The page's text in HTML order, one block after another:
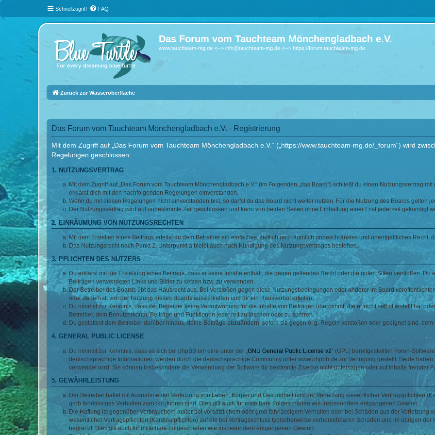
Schnellzugriff FAQ
Das Forum vom Tauchteam Mönchengladbach e.V.
www.tauchteam-mg.de <--> info@tauchteam-mg.de <--> https://forum.tauchteam-mg.de
Zurück zur Wasseroberfläche
Das Forum vom Tauchteam Mönchengladbach e.V. - Registrierung
Mit dem Zugriff auf „Das Forum vom Tauchteam Mönchengladbach e.V.“ („https://www.tauchteam-mg.de/_forum“) wird
Regelungen geschlossen:
1. NUTZUNGSVERTRAG
Mit dem Zugriff auf „Das Forum vom Tauchteam Mönchengladbach e.V.“ (im Folgenden „das Board“) schließt du einen Nutzungsvertrag
erklärst dich mit den nachfolgenden Regelungen einverstanden.
Wenn du mit diesen Regelungen nicht einverstanden bist, so darfst du das Board nicht weiter nutzen. Für die Nutzung des Boards gelten
Der Nutzungsvertrag wird auf unbestimmte Zeit geschlossen und kann von beiden Seiten ohne Einhaltung einer Frist jederzeit gekündigt
2. EINRÄUMUNG VON NUTZUNGSRECHTEN
Mit dem Erstellen eines Beitrags erteilst du dem Betreiber ein einfaches, zeitlich und räumlich unbeschränktes und unentgeltliches Recht,
Das Nutzungsrecht nach Punkt 2, Unterpunkt a bleibt auch nach Kündigung des Nutzungsvertrages bestehen.
3. PFLICHTEN DES NUTZERS
Du erklärst mit der Erstellung eines Beitrags, dass er keine Inhalte enthält, die gegen geltendes Recht oder die guten Sitten verstoßen.
Beiträgen verwendeten Links und Bilder zu setzen bzw. zu verwenden.
Der Betreiber des Boards übt das Hausrecht aus. Bei Verstößen gegen diese Nutzungsbedingungen oder anderer im Board
oder dauerhaft von der Nutzung dieses Boards ausschließen und dir ein Hausverbot erteilen.
Du nimmst zur Kenntnis, dass der Betreiber keine Verantwortung für die Inhalte von Beiträgen übernimmt, die er nicht selbst erstellt hat
Betreiber, dein Benutzerkonto, Beiträge und Funktionen jederzeit zu löschen oder zu sperren.
Du gestattest dem Betreiber darüber hinaus, deine Beiträge abzuändern, sofern sie gegen o. g. Regeln verstoßen oder geeignet sind,
4. GENERAL PUBLIC LICENSE
Du nimmst zur Kenntnis, dass es sich bei phpBB um eine unter der „ GNU General Public License v2“ (GPL) bereitgestellten Foren-
deutschsprachige Informationen werden durch die deutschsprachige Community unter www.phpbb.de zur Verfügung gestellt. Beide
verwendet wird. Sie können insbesondere die Verwendung der Software für bestimmte Zwecke nicht untersagen oder auf Inhalte fremder
5. GEWÄHRLEISTUNG
Der Betreiber haftet mit Ausnahme der Verletzung von Leben, Körper und Gesundheit und der Verletzung wesentlicher Vertragspflichten
grob fahrlässiges Verhalten zurückzuführen sind. Dies gilt auch für mittelbare Folgeschäden wie insbesondere entgangenen Gewinn.
Die Haftung ist gegenüber Verbrauchern außer bei vorsätzlichem oder grob fahrlässigem Verhalten oder bei Schäden aus der Verletzung
wesentlicher Vertragspflichten (Kardinalpflichten) auf die bei Vertragsschluss typischerweise vorhersehbaren Schäden und im übrigen
begrenzt. Dies gilt auch für mittelbare Folgeschäden wie insbesondere entgangenen Gewinn.